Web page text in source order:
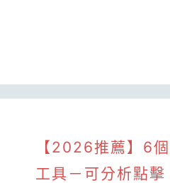
【2026推薦】6
工具－可分析點擊